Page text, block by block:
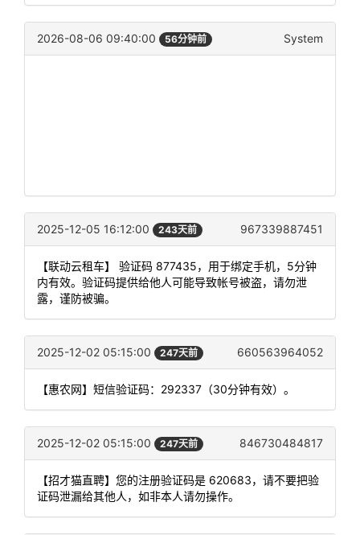
2026-08-06 09:40:00 56分钟前 System
2025-12-05 16:12:00 243天前 967339887451
【联动云租车】 验证码 877435，用于绑定手机，5分钟
内有效。验证码提供给他人可能导致帐号被盗，请勿泄
露，谨防被骗。
2025-12-02 05:15:00 247天前 660563964052
【惠农网】短信验证码：292337（30分钟有效）。
2025-12-02 05:15:00 247天前 846730484817
【招才猫直聘】您的注册验证码是 620683，请不要把验
证码泄漏给其他人，如非本人请勿操作。